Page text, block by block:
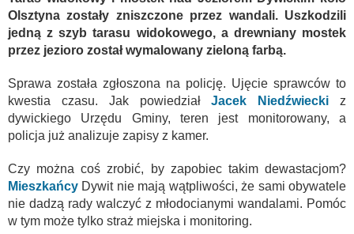
Olsztyna zostały zniszczone przez wandali. Uszkodzili
jedną z szyb tarasu widokowego, a drewniany mostek
przez jezioro został wymalowany zieloną farbą.
Sprawa została zgłoszona na policję. Ujęcie sprawców to
kwestia czasu. Jak powiedziałJacek Niedźwiecki z
dywickiego Urzędu Gminy, teren jest monitorowany, a
policja już analizuje zapisy z kamer.
Czy można coś zrobić, by zapobiec takim dewastacjom?
Mieszkańcy Dywit nie mają wątpliwości, że sami obywatele
nie dadzą rady walczyć z młodocianymi wandalami. Pomóc
w tym może tylko straż miejska i monitoring.